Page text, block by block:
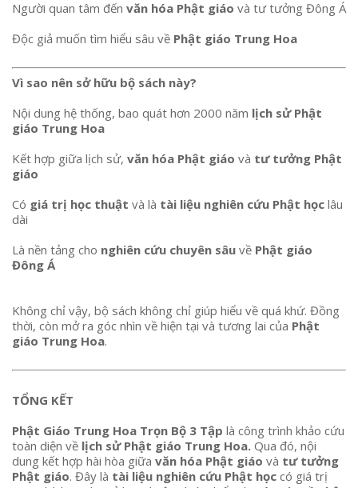
Người quan tâm đến văn hóa Phật giáo và tư tưởng Đông Á
Độc giả muốn tìm hiểu sâu về Phật giáo Trung Hoa
Vì sao nên sở hữu bộ sách này?
Nội dung hệ thống, bao quát hơn 2000 năm lịch sử Phật
giáo Trung Hoa
Kết hợp giữa lịch sử, văn hóa Phật giáo và tư tưởng Phật
giáo
Có giá trị học thuật và là tài liệu nghiên cứu Phật học lâu
dài
Là nền tảng cho nghiên cứu chuyên sâu về Phật giáo
Đông Á
Không chỉ vậy, bộ sách không chỉ giúp hiểu về quá khứ. Đồng
thời, còn mở ra góc nhìn về hiện tại và tương lai của Phật
giáo Trung Hoa.
TỔNG KẾT
Phật Giáo Trung Hoa Trọn Bộ 3 Tập là công trình khảo cứu
toàn diện về lịch sử Phật giáo Trung Hoa. Qua đó, nội
dung kết hợp hài hòa giữa văn hóa Phật giáo và tư tưởng
Phật giáo. Đây là tài liệu nghiên cứu Phật học có giá trị